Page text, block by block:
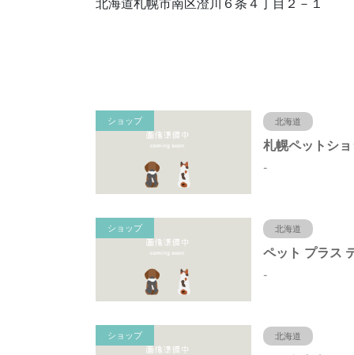
北海道札幌市南区澄川６条４丁目２－１
ショップ 北海道
-
ショップ 北海道
-
ショップ 北海道